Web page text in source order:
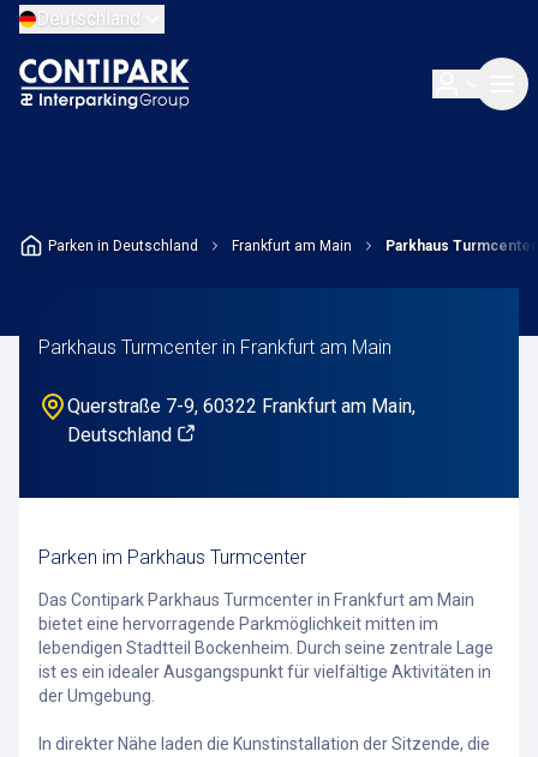
Deutschland
Parken in Deutschland Frankfurt am Main Parkhaus Turmcenter
Parkhaus Turmcenter in Frankfurt am Main
Querstraße 7-9, 60322 Frankfurt am Main,
Deutschland
Parken im Parkhaus Turmcenter
Das Contipark Parkhaus Turmcenter in Frankfurt am Main
bietet eine hervorragende Parkmöglichkeit mitten im
lebendigen Stadtteil Bockenheim. Durch seine zentrale Lage
ist es ein idealer Ausgangspunkt für vielfältige Aktivitäten in
der Umgebung.
In direkter Nähe laden die Kunstinstallation der Sitzende, die